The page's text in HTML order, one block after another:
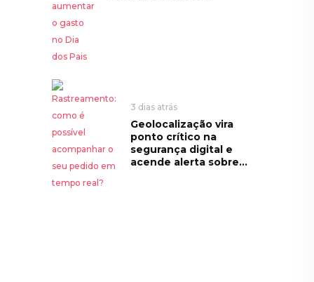
3 dias atrás
Geolocalização vira
ponto crítico na
segurança digital e
acende alerta sobre...